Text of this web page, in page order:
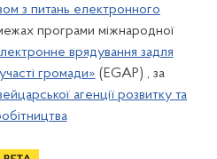
з питань електронного
програми міжнародної
врядування задля
громади» (EGAP) , за
агенції розвитку та